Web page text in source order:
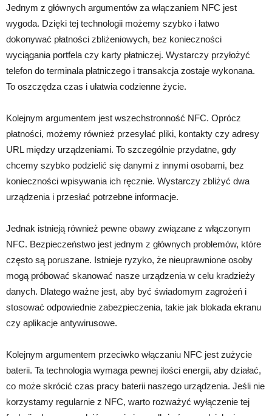
Jednym z głównych argumentów za włączaniem NFC jest
wygoda. Dzięki tej technologii możemy szybko i łatwo
dokonywać płatności zbliżeniowych, bez konieczności
wyciągania portfela czy karty płatniczej. Wystarczy przyłożyć
telefon do terminala płatniczego i transakcja zostaje wykonana.
To oszczędza czas i ułatwia codzienne życie.
Kolejnym argumentem jest wszechstronność NFC. Oprócz
płatności, możemy również przesyłać pliki, kontakty czy adresy
URL między urządzeniami. To szczególnie przydatne, gdy
chcemy szybko podzielić się danymi z innymi osobami, bez
konieczności wpisywania ich ręcznie. Wystarczy zbliżyć dwa
urządzenia i przesłać potrzebne informacje.
Jednak istnieją również pewne obawy związane z włączonym
NFC. Bezpieczeństwo jest jednym z głównych problemów, które
często są poruszane. Istnieje ryzyko, że nieuprawnione osoby
mogą próbować skanować nasze urządzenia w celu kradzieży
danych. Dlatego ważne jest, aby być świadomym zagrożeń i
stosować odpowiednie zabezpieczenia, takie jak blokada ekranu
czy aplikacje antywirusowe.
Kolejnym argumentem przeciwko włączaniu NFC jest zużycie
baterii. Ta technologia wymaga pewnej ilości energii, aby działać,
co może skrócić czas pracy baterii naszego urządzenia. Jeśli nie
korzystamy regularnie z NFC, warto rozważyć wyłączenie tej